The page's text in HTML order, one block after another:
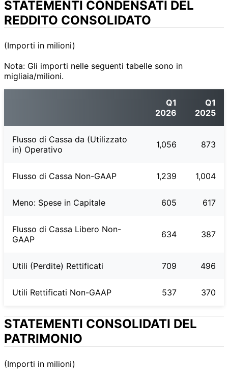
STATEMENTI CONDENSATI DEL
REDDITO CONSOLIDATO
(Importi in milioni)
Nota: Gli importi nelle seguenti tabelle sono in
migliaia/milioni.
Q1
2026
Q1
2025
Flusso di Cassa da (Utilizzato
in) Operativo
1,056 873
Flusso di Cassa Non-GAAP 1,239 1,004
Meno: Spese in Capitale 605 617
Flusso di Cassa Libero Non-
GAAP
634 387
Utili (Perdite) Rettificati 709 496
Utili Rettificati Non-GAAP 537 370
STATEMENTI CONSOLIDATI DEL
PATRIMONIO
(Importi in milioni)